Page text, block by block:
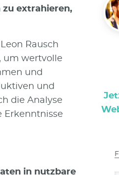
extrahieren,
Rausch
um wertvolle
und
und
die Analyse
Erkenntnisse
in nutzbare